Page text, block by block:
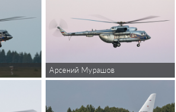
Арсений Мурашов